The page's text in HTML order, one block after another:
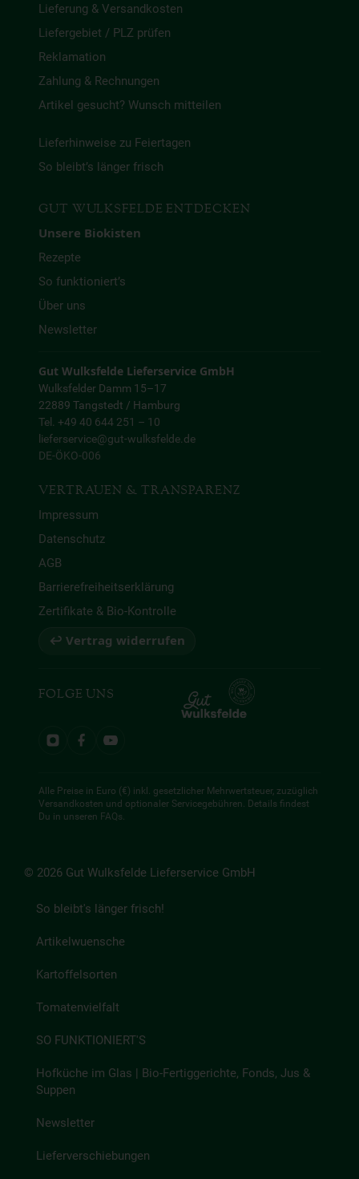
Lieferung & Versandkosten
Liefergebiet / PLZ prüfen
Reklamation
Zahlung & Rechnungen
Artikel gesucht? Wunsch mitteilen
Lieferhinweise zu Feiertagen
So bleibt’s länger frisch
GUT WULKSFELDE ENTDECKEN
Unsere Biokisten
Rezepte
So funktioniert’s
Über uns
Newsletter
Gut Wulksfelde Lieferservice GmbH
Wulksfelder Damm 15–17
22889 Tangstedt / Hamburg
Tel. +49 40 644 251 – 10
lieferservice@gut-wulksfelde.de
DE-ÖKO-006
VERTRAUEN & TRANSPARENZ
Impressum
Datenschutz
AGB
Barrierefreiheitserklärung
Zertifikate & Bio-Kontrolle
↩ Vertrag widerrufen
FOLGE UNS
Alle Preise in Euro (€) inkl. gesetzlicher Mehrwertsteuer, zuzüglich
Versandkosten und optionaler Servicegebühren. Details findest
Du in unseren FAQs.
© 2026 Gut Wulksfelde Lieferservice GmbH
So bleibt's länger frisch!
Artikelwuensche
Kartoffelsorten
Tomatenvielfalt
SO FUNKTIONIERT'S
Hofküche im Glas | Bio-Fertiggerichte, Fonds, Jus &
Suppen
Newsletter
Lieferverschiebungen